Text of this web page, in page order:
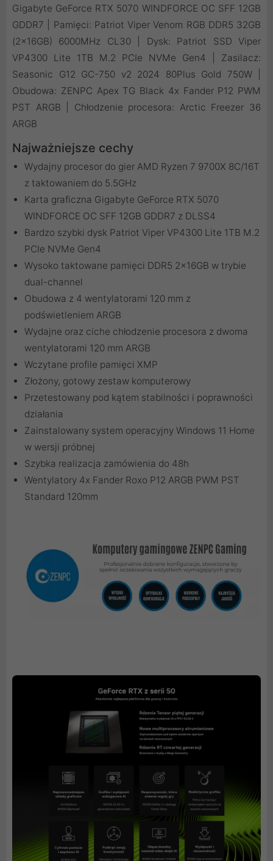
Gigabyte GeForce RTX 5070 WINDFORCE OC SFF 12GB
GDDR7 | Pamięci: Patriot Viper Venom RGB DDR5 32GB
(2x16GB) 6000MHz CL30 | Dysk: Patriot SSD Viper
VP4300 Lite 1TB M.2 PCIe NVMe Gen4 | Zasilacz:
Seasonic G12 GC-750 v2 2024 80Plus Gold 750W |
Obudowa: ZENPC Apex TG Black 4x Fander P12 PWM
PST ARGB | Chłodzenie procesora: Arctic Freezer 36
ARGB
Najważniejsze cechy
Wydajny procesor do gier AMD Ryzen 7 9700X 8C/16T
z taktowaniem do 5.5GHz
Karta graficzna Gigabyte GeForce RTX 5070
WINDFORCE OC SFF 12GB GDDR7 z DLSS4
Bardzo szybki dysk Patriot Viper VP4300 Lite 1TB M.2
PCIe NVMe Gen4
Wysoko taktowane pamięci DDR5 2x16GB w trybie
dual-channel
Obudowa z 4 wentylatorami 120 mm z
podświetleniem ARGB
Wydajne oraz ciche chłodzenie procesora z dwoma
wentylatorami 120 mm ARGB
Wczytane profile pamięci XMP
Złożony, gotowy zestaw komputerowy
Przetestowany pod kątem stabilności i poprawności
działania
Zainstalowany system operacyjny Windows 11 Home
w wersji próbnej
Szybka realizacja zamówienia do 48h
Wentylatory 4x Fander Roxo P12 ARGB PWM PST
Standard 120mm